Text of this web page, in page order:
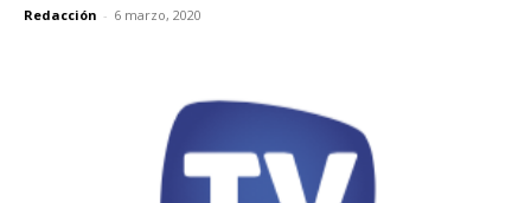
Redacción - 6 marzo, 2020